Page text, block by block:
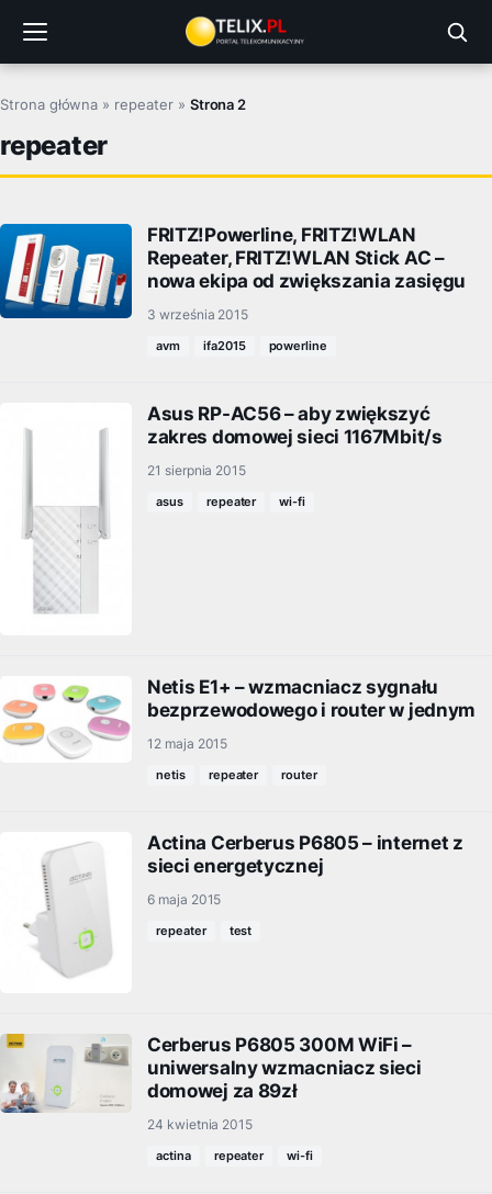
treści
Strona główna » repeater» Strona 2
repeater
FRITZ!Powerline, FRITZ!WLAN
Repeater, FRITZ!WLAN Stick AC –
nowa ekipa od zwiększania zasięgu
3 września 2015
avm ifa2015 powerline
Asus RP-AC56 – aby zwiększyć
zakres domowej sieci 1167Mbit/s
21 sierpnia 2015
asus repeater wi-fi
Netis E1+ – wzmacniacz sygnału
bezprzewodowego i router w jednym
12 maja 2015
netis repeater router
Actina Cerberus P6805 – internet z
sieci energetycznej
6 maja 2015
repeater test
Cerberus P6805 300M WiFi –
uniwersalny wzmacniacz sieci
domowej za 89zł
24 kwietnia 2015
actina repeater wi-fi